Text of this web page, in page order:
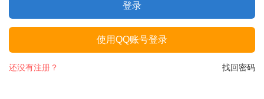
登录
使用QQ账号登录
找回密码
还没有注册？